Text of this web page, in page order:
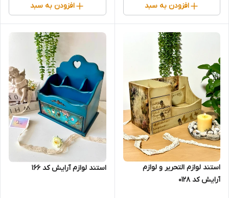
افزودن به سبد افزودن به سبد
استند لوازم التحریر و لوازم
آرایش کد 0128
استند لوازم آرایش کد 166